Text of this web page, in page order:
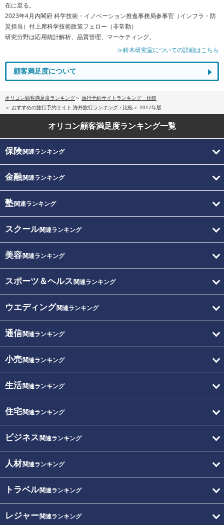
在に至る。
2023年4月内閣府 科学技術・イノベーション推進事務局参事官（インフラ・防
災担当）付上席科学技術政策フェロー（非常勤）
研究分野は応用統計解析、品質管理、マーケティング。
≫鈴木研究室についての詳細はこちら
顧客満足度について
オリコン顧客満足度ランキング
旅行予約サイトランキング・比較
おすすめの旅行予約サイト 海外旅行ランキング・比較
2017年版
オリコン顧客満足度ランキング一覧
保険関連ランキング
金融関連ランキング
塾関連ランキング
スクール関連ランキング
美容関連ランキング
スポーツ＆ヘルス 関連ランキング
ウエディング関連ランキング
通信関連ランキング
小売関連ランキング
生活関連ランキング
住宅関連ランキング
ビジネス 関連ランキング
人材関連ランキング
トラベル関連ランキング
レジャー関連ランキング